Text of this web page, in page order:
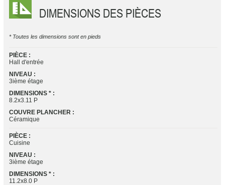
DIMENSIONS DES PIÈCES
* Toutes les dimensions sont en pieds
PIÈCE :
Hall d'entrée
NIVEAU :
3ième étage
DIMENSIONS * :
8.2x3.11 P
COUVRE PLANCHER :
Céramique
PIÈCE :
Cuisine
NIVEAU :
3ième étage
DIMENSIONS * :
11.2x8.0 P